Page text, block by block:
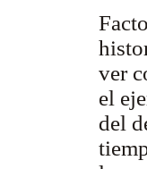
ver
el
del